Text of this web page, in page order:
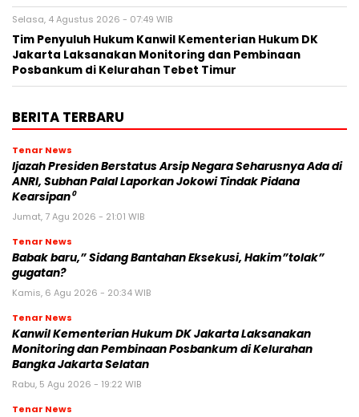
Selasa, 4 Agustus 2026 - 07:49 WIB
Tim Penyuluh Hukum Kanwil Kementerian Hukum DK
Jakarta Laksanakan Monitoring dan Pembinaan
Posbankum di Kelurahan Tebet Timur
BERITA TERBARU
Tenar News
Ijazah Presiden Berstatus Arsip Negara Seharusnya Ada di
ANRI, Subhan Palal Laporkan Jokowi Tindak Pidana
Kearsipan⁰
Jumat, 7 Agu 2026 - 21:01 WIB
Tenar News
Babak baru,” Sidang Bantahan Eksekusi, Hakim”tolak”
gugatan?
Kamis, 6 Agu 2026 - 20:34 WIB
Tenar News
Kanwil Kementerian Hukum DK Jakarta Laksanakan
Monitoring dan Pembinaan Posbankum di Kelurahan
Bangka Jakarta Selatan
Rabu, 5 Agu 2026 - 19:22 WIB
Tenar News